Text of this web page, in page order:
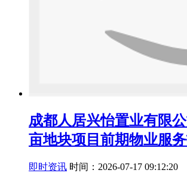
成都人居兴怡置业有限
亩地块项目前期物业服
即时资讯 时间：2026-07-17 09:12:20